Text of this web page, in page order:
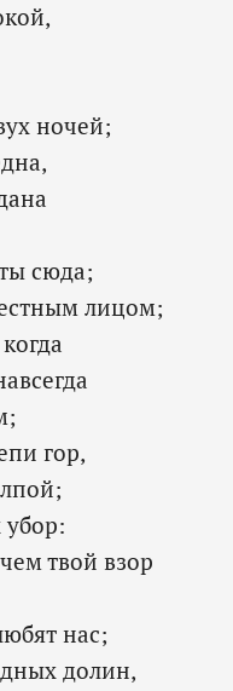
ночей;
сюда;
лицом;
гор,
твой взор
нас;
долин,